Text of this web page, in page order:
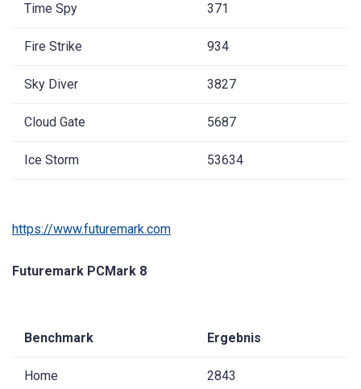
Time Spy 371
Fire Strike 934
Sky Diver 3827
Cloud Gate 5687
Ice Storm 53634
https://www.futuremark.com
Futuremark PCMark 8
Benchmark Ergebnis
Home 2843